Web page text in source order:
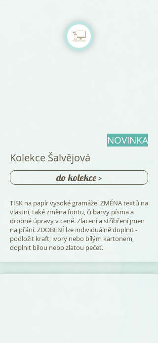
NOVINKA
Kolekce Šalvějová
do kolekce >
TISK na papír vysoké gramáže. ZMĚNA textů na
vlastní, také změna fontu, či barvy písma a
drobné úpravy v ceně. Zlacení a stříbření jmen
na přání. ZDOBENÍ lze individuálně doplnit -
podložit kraft, ivory nebo bílým kartonem,
doplnit bílou nebo zlatou pečeť.